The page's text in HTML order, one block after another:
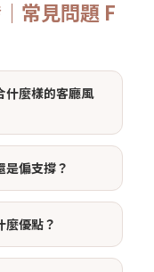
常見問題 F
什麼樣的客廳風
是偏支撐？
麼優點？